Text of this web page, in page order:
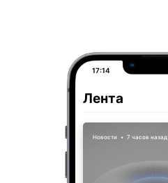
17:14
Лента
Новости • 7 часов назад